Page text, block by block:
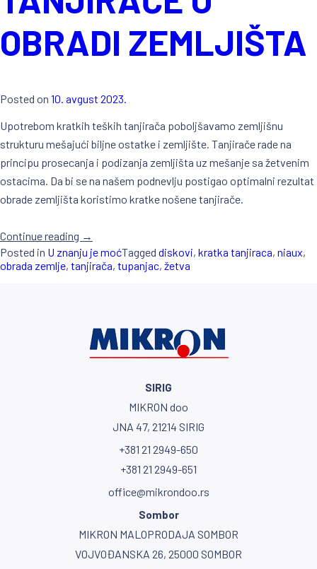
OBRADI ZEMLJIŠTA
Posted on 10. avgust 2023.
Upotrebom kratkih teških tanjirača poboljšavamo zemljišnu
strukturu mešajući biljne ostatke i zemljište. Tanjirače rade na
principu prosecanja i podizanja zemljišta uz mešanje sa žetvenim
ostacima. Da bi se na našem podnevlju postigao optimalni rezultat
obrade zemljišta koristimo kratke nošene tanjirače.
Continue reading „PREDNOSTI
KRATKE
NOŠENE
OBRADI
ZEMLJIŠTA“
→
Posted in U znanju je moćTagged diskovi, kratka tanjiraca, niaux,
obrada zemlje, tanjirača, tupanjac, žetva
SIRIG
MIKRON doo
JNA 47, 21214 SIRIG
+381 21 2949-650
+381 21 2949-651
office@mikrondoo.rs
Sombor
MIKRON MALOPRODAJA SOMBOR
VOJVOĐANSKA 26, 25000 SOMBOR